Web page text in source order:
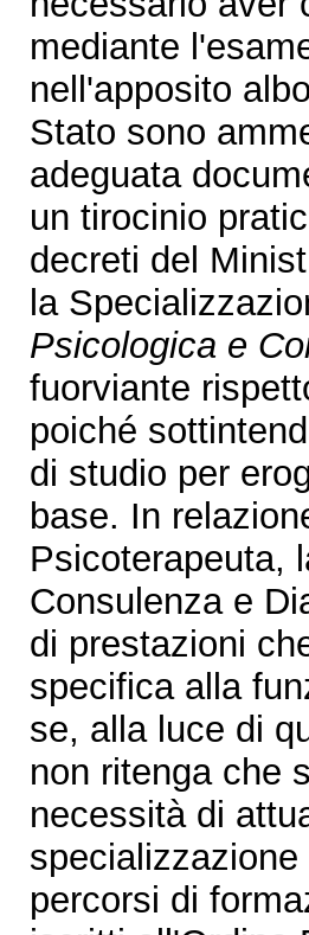
mediante
nell'apposito
Stato sono
adeguata
un tirocinio
decreti del
la
Psicologica e
fuorviante
poiché
di studio per
base. In
Psicoterapeuta,
Consulenza e
di prestazioni
specifica alla
se, alla luce di
non ritenga che
necessità di
percorsi di